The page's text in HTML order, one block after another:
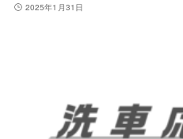
2025年1月31日